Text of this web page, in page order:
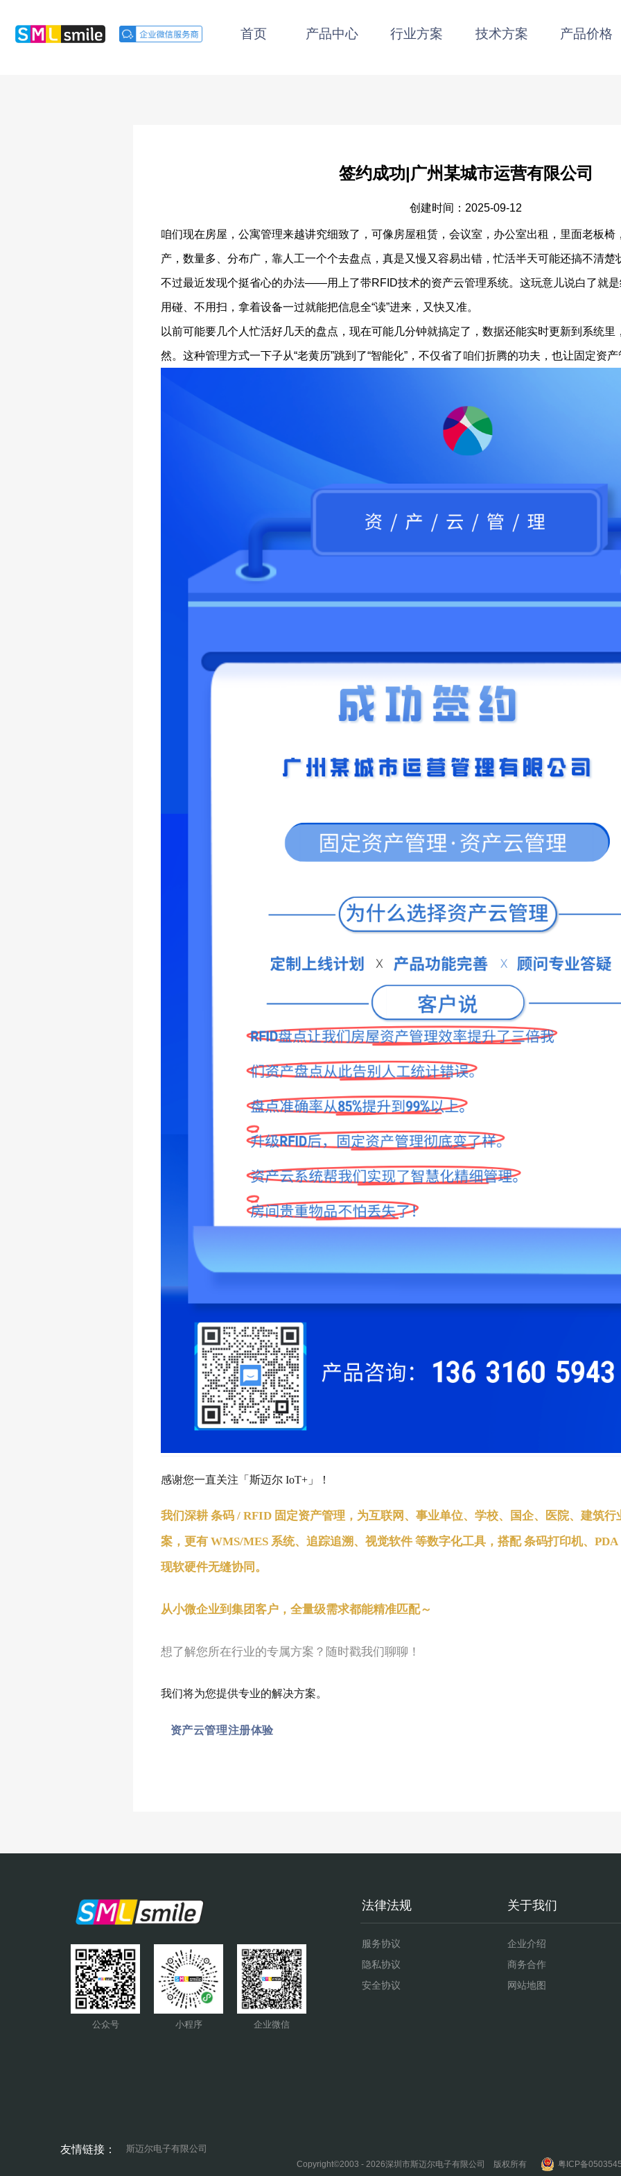
首页 产品中心 行业方案 技术方案 产品价格 资源中心
签约成功|广州某城市运营有限公司
创建时间：2025-09-12
咱们现在房屋，公寓管理来越讲究细致了，可像房屋租赁，会议室，办公室出租，里面老板椅
产，数量多、分布广，靠人工一个个去盘点，真是又慢又容易出错，忙活半天可能还搞不清楚
不过最近发现个挺省心的办法——用上了带RFID技术的资产云管理系统。这玩意儿说白了就
用碰、不用扫，拿着设备一过就能把信息全“读”进来，又快又准。
以前可能要几个人忙活好几天的盘点，现在可能几分钟就搞定了，数据还能实时更新到系统
然。这种管理方式一下子从“老黄历”跳到了“智能化”，不仅省了咱们折腾的功夫，也让固定资
感谢您一直关注「斯迈尔 IoT+」！
我们深耕条码 / RFID 固定资产管理 ，为互联网、事业单位、学校、国企、医院、建筑
案，更有 WMS/MES 系统、追踪追溯、视觉软件 等数字化工具，搭配条码打印机、
现软硬件无缝协同。
从小微企业到集团客户，全量级需求都能精准匹配～
想了解您所在行业的专属方案 ？随时戳我们聊聊！
我们将为您提供专业的解决方案。
资产云管理注册体验
公众号 小程序 企业微信
法律法规
服务协议
隐私协议
安全协议
关于我们
企业介绍
商务合作
网站地图
友情链接： 斯迈尔电子有限公司
Copyright©2003 - 2026深圳市斯迈尔电子有限公司 版权所有 粤ICP备